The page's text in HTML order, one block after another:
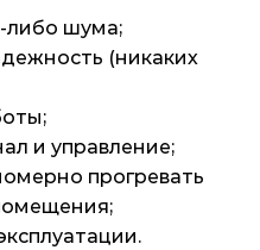
либо шума;
(никаких
и управление;
прогревать